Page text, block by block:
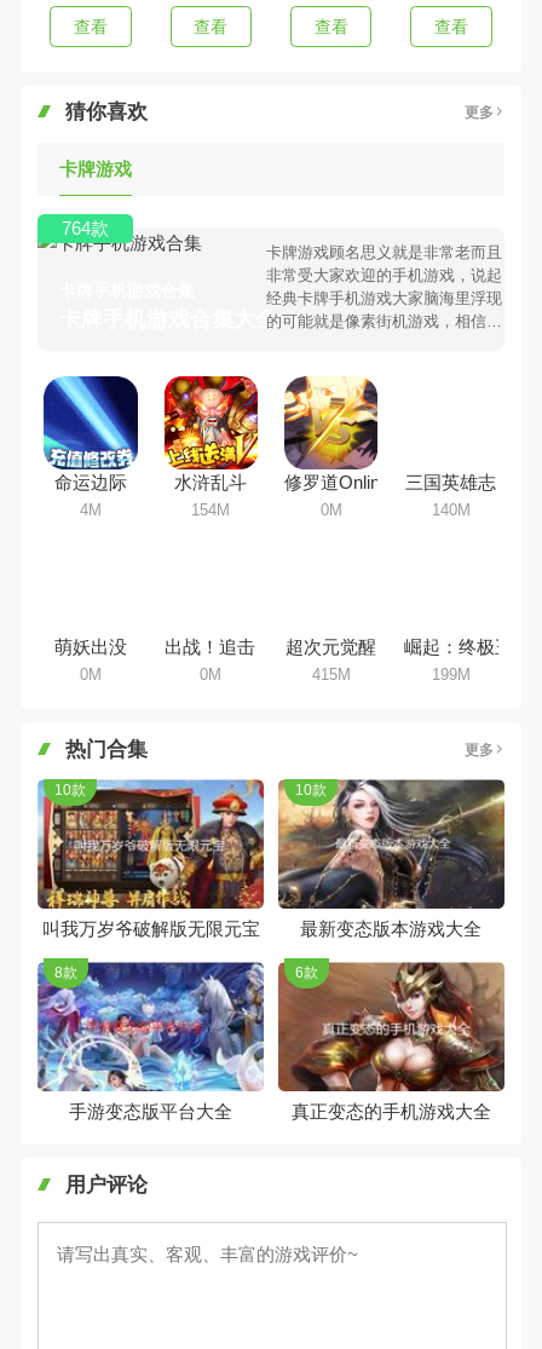
查看 查看 查看 查看
猜你喜欢 更多
卡牌游戏
卡牌手机游戏合集大全 >
卡牌游戏顾名思义就是非常老而且
非常受大家欢迎的手机游戏，说起
经典卡牌手机游戏大家脑海里浮现
的可能就是像素街机游戏，相信很
牌手机游戏有哪些呢？游戏今天，
98手游下载站小编芒果味的怪咖给
大家搜集整理了所以卡牌手机游戏
合集，欢迎大家前来选择下载体验
764款
命运边际
4M
水浒乱斗
154M
修罗道Online
0M
三国英雄志
140M
萌妖出没
0M
出战！追击！
0M
超次元觉醒
415M
崛起：终极王者
199M
热门合集 更多
叫我万岁爷破解版无限元宝
10款
最新变态版本游戏大全
10款
手游变态版平台大全
8款
真正变态的手机游戏大全
6款
用户评论